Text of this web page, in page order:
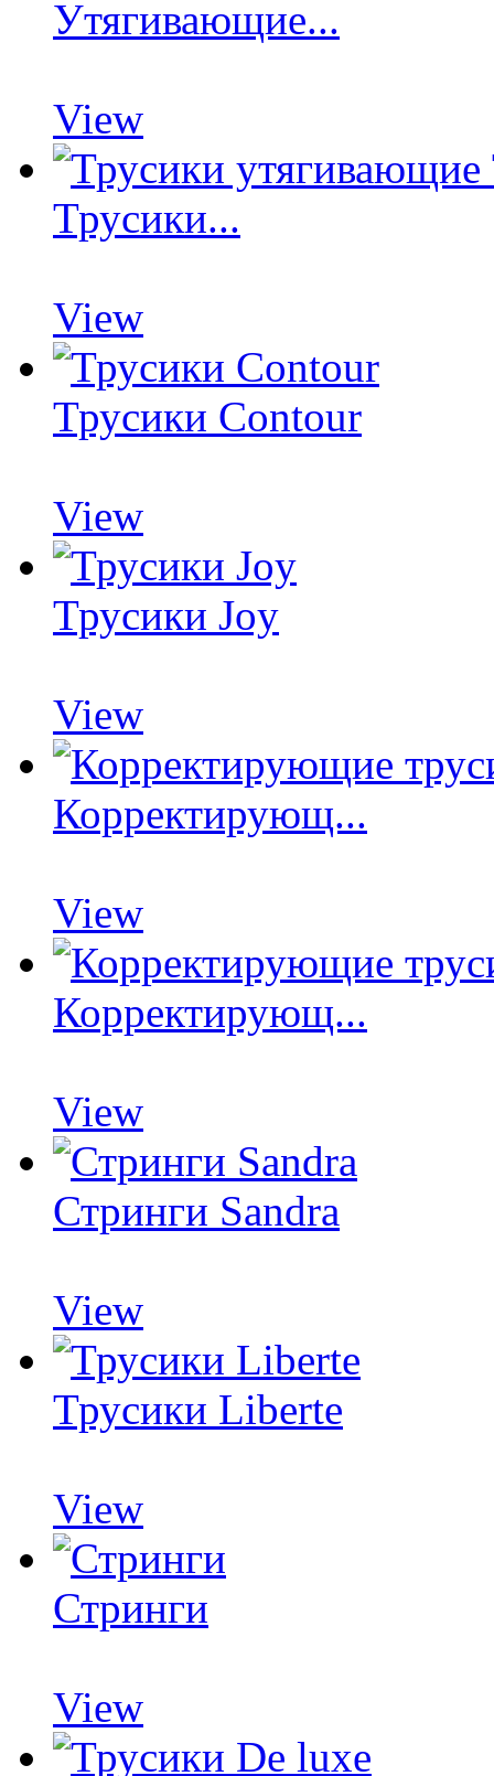
Утягивающие...
View
Трусики...
View
Трусики Contour
View
Трусики Joy
View
Корректирующ...
View
Корректирующ...
View
Стринги Sandra
View
Трусики Liberte
View
Стринги
View